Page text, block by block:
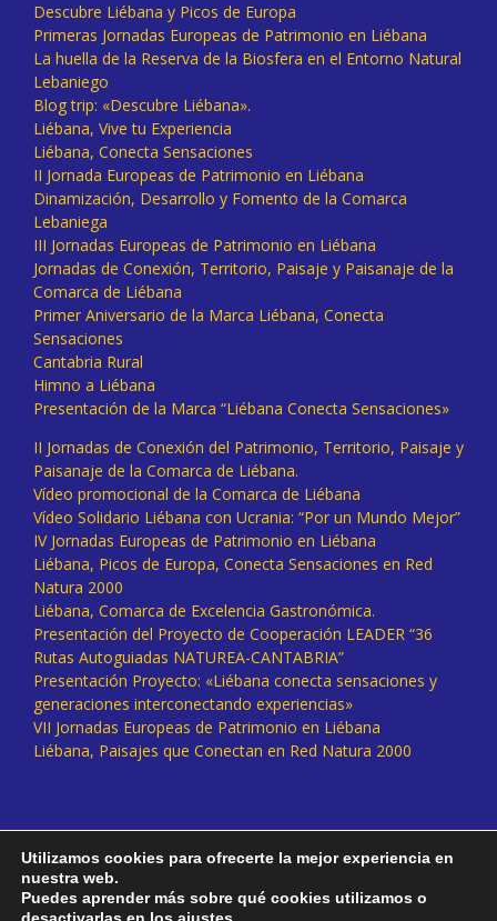
Descubre Liébana y Picos de Europa
Primeras Jornadas Europeas de Patrimonio en Liébana
La huella de la Reserva de la Biosfera en el Entorno Natural
Lebaniego
Blog trip: «Descubre Liébana».
Liébana, Vive tu Experiencia
Liébana, Conecta Sensaciones
II Jornada Europeas de Patrimonio en Liébana
Dinamización, Desarrollo y Fomento de la Comarca
Lebaniega
III Jornadas Europeas de Patrimonio en Liébana
Jornadas de Conexión, Territorio, Paisaje y Paisanaje de la
Comarca de Liébana
Primer Aniversario de la Marca Liébana, Conecta
Sensaciones
Cantabria Rural
Himno a Liébana
Presentación de la Marca “Liébana Conecta Sensaciones»
II Jornadas de Conexión del Patrimonio, Territorio, Paisaje y
Paisanaje de la Comarca de Liébana.
Vídeo promocional de la Comarca de Liébana
Vídeo Solidario Liébana con Ucrania: “Por un Mundo Mejor”
IV Jornadas Europeas de Patrimonio en Liébana
Liébana, Picos de Europa, Conecta Sensaciones en Red
Natura 2000
Liébana, Comarca de Excelencia Gastronómica.
Presentación del Proyecto de Cooperación LEADER “36
Rutas Autoguiadas NATUREA-CANTABRIA”
Presentación Proyecto: «Liébana conecta sensaciones y
generaciones interconectando experiencias»
VII Jornadas Europeas de Patrimonio en Liébana
Liébana, Paisajes que Conectan en Red Natura 2000
Utilizamos cookies para ofrecerte la mejor experiencia en
nuestra web.
Puedes aprender más sobre qué cookies utilizamos o